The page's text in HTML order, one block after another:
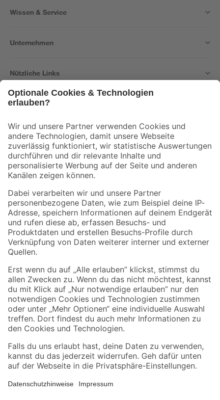
Wissen & Service
Unternehmen
Nützliche Links
Der toom Newsletter: Keine Angebote und Aktionen mehr verpassen!
Zur Newsletter Anmeldung
Folge uns
Zahlungsarten Versandarten
Sicher einkaufen
Jetzt die toom-App herunterladen
Alle Preisangaben in EUR inkl. gesetzl. MwSt.. Die dargestellten Angebote sind unter
Umständen nicht in allen Märkten verfügbar. Die angegebenen Verfügbarkeiten beziehen
Produkte nur solange der Vorrat reicht.
*Paketversand ab 59 € versandkostenfrei, gilt nicht für Artikel mit Speditionsversand, hier